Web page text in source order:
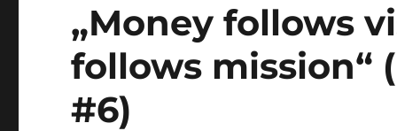
„Money follows
follows mission“
#6)